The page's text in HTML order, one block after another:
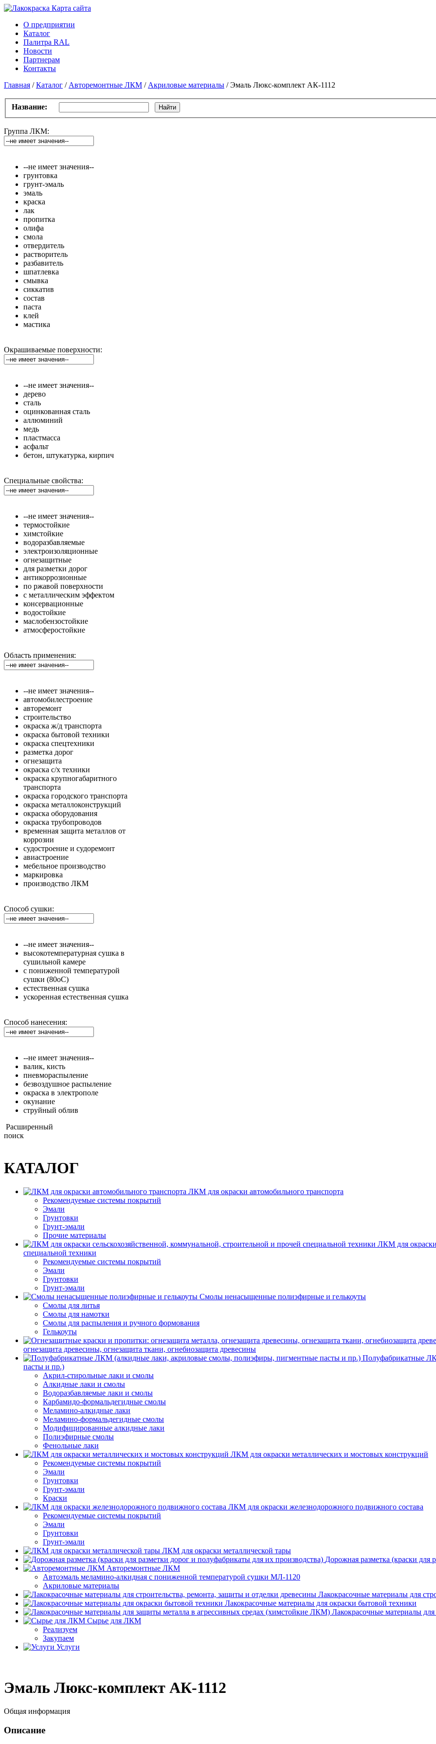
Карта сайтa
О предприятии
Каталог
Палитра RAL
Новости
Партнерам
Контакты
Главная /Каталог / Авторемонтные ЛКМ / Акриловые материалы / Эмаль Люкс-комплект АК-1112
Название: Найти
Группа ЛКМ:
--не имеет значения--
грунтовка
грунт-эмаль
эмаль
краска
лак
пропитка
олифа
смола
отвердитель
растворитель
разбавитель
шпатлевка
смывка
сиккатив
состав
паста
клей
мастика
Окрашиваемые поверхности:
--не имеет значения--
дерево
сталь
оцинкованная сталь
аллюминий
медь
пластмасса
асфальт
бетон, штукатурка, кирпич
Специальные свойства:
--не имеет значения--
термостойкие
химстойкие
водоразбавляемые
электроизоляционные
огнезащитные
для разметки дорог
антикоррозионные
по ржавой поверхности
с металлическим эффектом
консервационные
водостойкие
маслобензостойкие
атмосферостойкие
Область применения:
--не имеет значения--
автомобилестроение
авторемонт
строительство
окраска ж/д транспорта
окраска бытовой техники
окраска спецтехники
разметка дорог
огнезащита
окраска с/х техники
окраска крупногабаритного
транспорта
окраска городского транспорта
окраска металлоконструкций
окраска оборудования
окраска трубопроводов
временная защита металлов от
коррозии
судостроение и судоремонт
авиастроение
мебельное производство
маркировка
производство ЛКМ
Способ сушки:
--не имеет значения--
высокотемпературная сушка в
сушильной камере
с пониженной температурой
сушки (80оС)
естественная сушка
ускоренная естественная сушка
Способ нанесения:
--не имеет значения--
валик, кисть
пневмораспыление
безвоздушное распыление
окраска в электрополе
окунание
струйный облив
Расширенный
поиск
КАТАЛОГ
ЛКМ для окраски автомобильного транспорта
Рекомендуемые системы покрытий
Эмали
Грунтовки
Грунт-эмали
Прочие материалы
ЛКМ для окраски
специальной техники
Рекомендуемые системы покрытий
Эмали
Грунтовки
Грунт-эмали
Смолы ненасыщенные полиэфирные и гелькоуты
Смолы для литья
Смолы для намотки
Смолы для распыления и ручного формования
Гелькоуты
огнезащита древесины, огнезащита ткани, огнебиозащита древесины
Полуфабрикатные
пасты и пр.)
Акрил-стирольные лаки и смолы
Алкидные лаки и смолы
Водоразбавляемые лаки и смолы
Карбамидо-формальдегидные смолы
Меламино-алкидные лаки
Меламино-формальдегидные смолы
Модифицированные алкидные лаки
Полиэфирные смолы
Фенольные лаки
ЛКМ для окраски металлических и мостовых конструкций
Рекомендуемые системы покрытий
Эмали
Грунтовки
Грунт-эмали
Краски
ЛКМ для окраски железнодорожного подвижного состава
Рекомендуемые системы покрытий
Эмали
Грунтовки
Грунт-эмали
ЛКМ для окраски металлической тары
Дорожная разметка (краски для
Авторемонтные ЛКМ
Автоэмаль меламино-алкидная с пониженной температурой сушки МЛ-1120
Акриловые материалы
Лакокрасочные материалы для
Лакокрасочные материалы для окраски бытовой техники
Лакокрасочные материалы
Сырье для ЛКМ
Реализуем
Закупаем
Услуги
Эмаль Люкс-комплект АК-1112
Общая информация
Описание